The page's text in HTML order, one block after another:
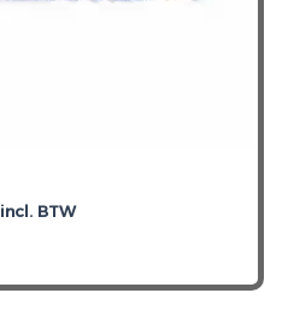
incl. BTW